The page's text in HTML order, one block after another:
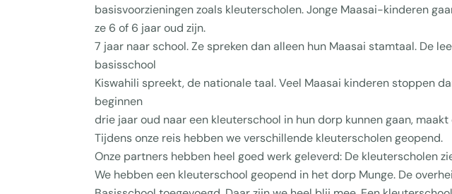
basisvoorzieningen zoals kleuterscholen. Jonge Maasai-kinderen
ze 6 of 6 jaar oud zijn.
7 jaar naar school. Ze spreken dan alleen hun Maasai stamtaal. De
basisschool
Kiswahili spreekt, de nationale taal. Veel Maasai kinderen stoppen
beginnen
drie jaar oud naar een kleuterschool in hun dorp kunnen gaan,
Tijdens onze reis hebben we verschillende kleuterscholen geopend.
Onze partners hebben heel goed werk geleverd: De kleuterscholen
We hebben een kleuterschool geopend in het dorp Munge. De